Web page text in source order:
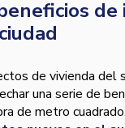
de vivienda del
una serie de
de metro